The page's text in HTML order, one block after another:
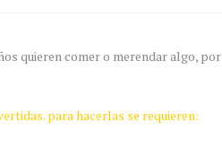
quieren comer o merendar algo, por
para hacerlas se requieren: